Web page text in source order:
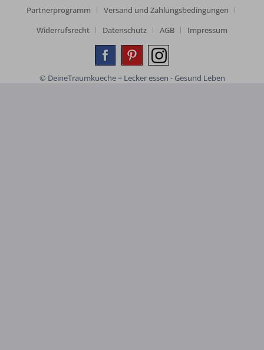
Partnerprogramm
Versand und Zahlungsbedingungen
Widerrufsrecht
Datenschutz AGB Impressum
© DeineTraumkueche = Lecker essen - Gesund Leben